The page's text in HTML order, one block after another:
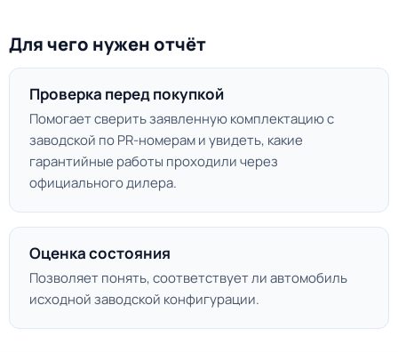
Для чего нужен отчёт
Проверка перед покупкой
Помогает сверить заявленную комплектацию с
заводской по PR-номерам и увидеть, какие
гарантийные работы проходили через
официального дилера.
Оценка состояния
Позволяет понять, соответствует ли автомобиль
исходной заводской конфигурации.